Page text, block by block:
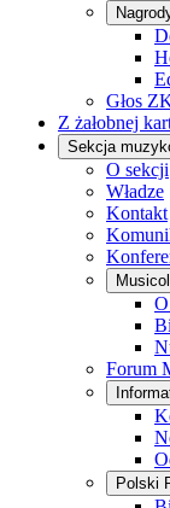
Głos
Z żałobnej
Sekcja
O sekcji
Władze
Kontakt
Forum
Polski